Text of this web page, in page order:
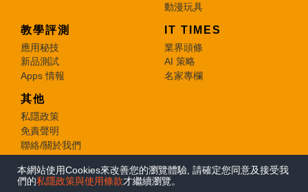
動漫玩具
教學評測
應用秘技
新品測試
Apps 情報
IT TIMES
業界頭條
AI 策略
名家專欄
其他
私隱政策
免責聲明
聯絡/關於我們
© 2026 e-zone. All Rights Reserved.
本網站使用Cookies來改善您的瀏覽體驗, 請確定您同意及接受我
們的私隱政策與使用條款才繼續瀏覽。